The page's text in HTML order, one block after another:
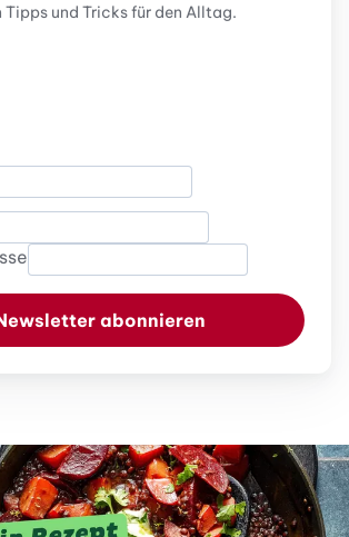
und Tricks für den Alltag.
abonnieren